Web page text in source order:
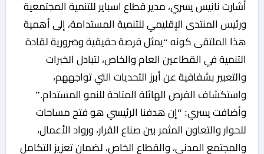
أشارت نانيس يسري، مدير قطاع اسباير للتنمية المجتمعية
ورئيس المنتدى الإقليمي للتنمية المستدامة، إلى أهمية
هذا الملتقى كونه “يمثل فرصة حقيقية وضرورية لقادة
التنمية في القطاعين العام والخاص، لتبادل الخبرات
والتعبير بشفافية عن أبرز التحديات التي تواجههم،
واستكشاف الفرص الهائلة المتاحة للنمو المستدام.”
وأضافت يسري: “إن هدفنا الرئيسي هو فتح مساحات
للحوار والتعاون المثمر بين صناع القرار، ورواد الأعمال،
والمجتمع المدني، والقطاع الخاص، لضمان تعزيز التكامل